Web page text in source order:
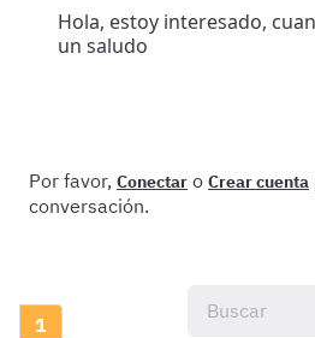
Hola, estoy interesado,
un saludo
Por favor, Conectar o Crear cuenta
conversación.
1